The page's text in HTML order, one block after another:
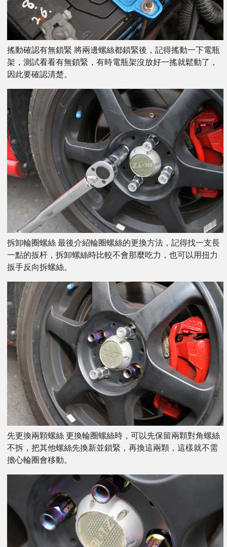
搖動確認有無鎖緊 將兩邊螺絲都鎖緊後，記得搖動一下電瓶
架，測試看看有無鎖緊，有時電瓶架沒放好一搖就鬆動了，
因此要確認清楚。
拆卸輪圈螺絲 最後介紹輪圈螺絲的更換方法，記得找一支長
一點的扳杆，拆卸螺絲時比較不會那麼吃力，也可以用扭力
扳手反向拆螺絲。
先更換兩顆螺絲 更換輪圈螺絲時，可以先保留兩顆對角螺絲
不拆，把其他螺絲先換新並鎖緊，再換這兩顆，這樣就不需
擔心輪圈會移動。